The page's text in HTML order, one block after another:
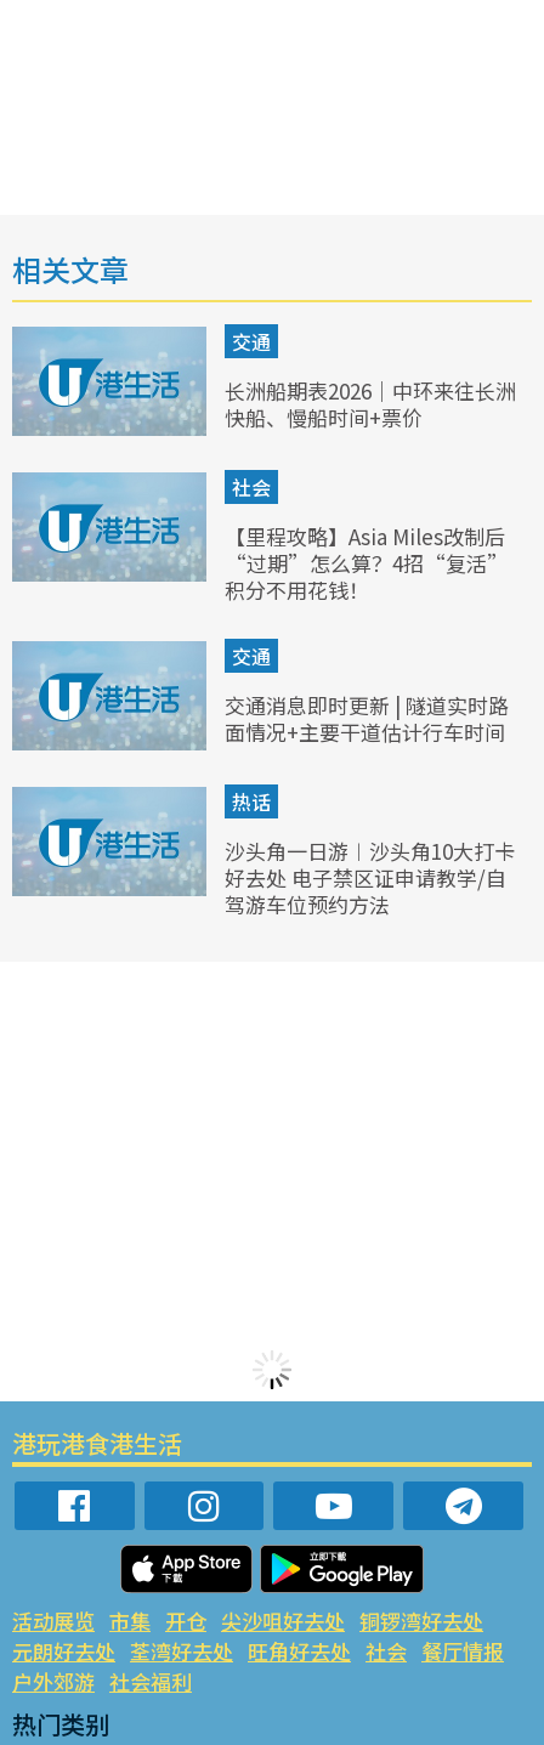
相关文章
交通
长洲船期表2026｜中环来往长洲
快船、慢船时间+票价
社会
【里程攻略】Asia Miles改制后
“过期”怎么算？4招“复活”
积分不用花钱！
交通
交通消息即时更新 | 隧道实时路
面情况+主要干道估计行车时间
热话
沙头角一日游︱沙头角10大打卡
好去处 电子禁区证申请教学/自
驾游车位预约方法
港玩港食港生活
活动展览 市集 开仓 尖沙咀好去处 铜锣湾好去处
元朗好去处 荃湾好去处 旺角好去处 社会 餐厅情报
户外郊游 社会福利
热门类别